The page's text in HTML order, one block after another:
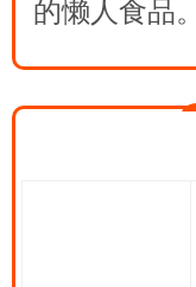
的懒人食品。